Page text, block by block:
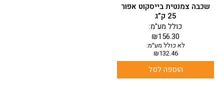
שכבה צמנטית בייסקוט אפור
25 ק”ג
₪156.30
כולל מע"מ:
לא כולל מע״מ:
₪132.46
הוספה לסל